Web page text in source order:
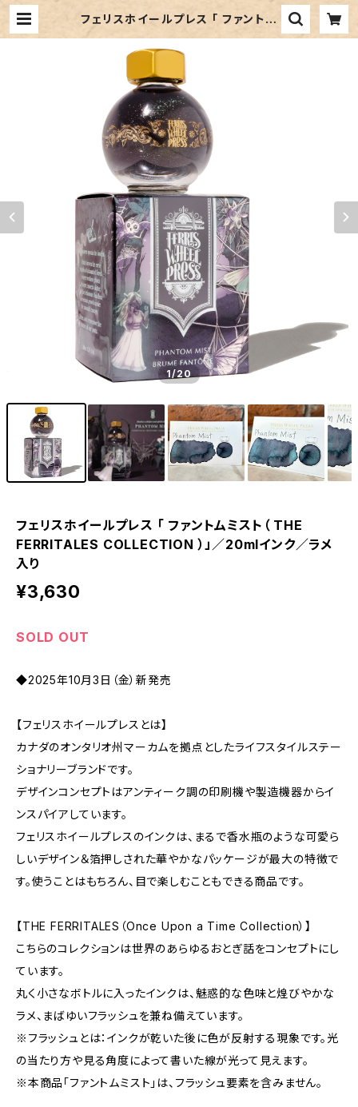
フェリスホイールプレス 「 ファントム
ミスト（ THE FERRITALES COLLE
| ペンネジューク
1/20
フェリスホイールプレス 「 ファントムミスト（ THE
FERRITALES COLLECTION ）」／20mlインク／ラメ
入り
¥3,630
SOLD OUT
◆2025年10月3日（金）新発売
【フェリスホイールプレスとは】
カナダのオンタリオ州マーカムを拠点としたライフスタイルステー
ショナリーブランドです。
デザインコンセプトはアンティーク調の印刷機や製造機器からイ
ンスパイアしています。
フェリスホイールプレスのインクは、まるで香水瓶のような可愛ら
しいデザイン＆箔押しされた華やかなパッケージが最大の特徴で
す。使うことはもちろん、目で楽しむこともできる商品です。
【THE FERRITALES（Once Upon a Time Collection）】
こちらのコレクションは世界のあらゆるおとぎ話をコンセプトにし
ています。
丸く小さなボトルに入ったインクは、魅惑的な色味と煌びやかな
ラメ、まばゆいフラッシュを兼ね備えています。
※フラッシュとは：インクが乾いた後に色が反射する現象です。光
の当たり方や見る角度によって書いた線が光って見えます。
※本商品「ファントムミスト」は、フラッシュ要素を含みません。